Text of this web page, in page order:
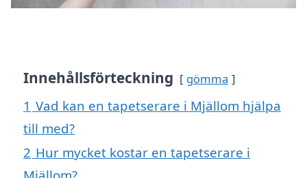
Innehållsförteckning gömma
1 Vad kan en tapetserare i Mjällom hjälpa
till med?
2 Hur mycket kostar en tapetserare i